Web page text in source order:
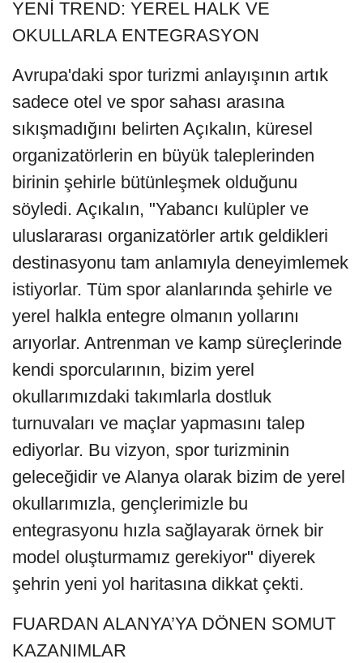
YENİ TREND: YEREL HALK VE
OKULLARLA ENTEGRASYON
Avrupa'daki spor turizmi anlayışının artık
sadece otel ve spor sahası arasına
sıkışmadığını belirten Açıkalın, küresel
organizatörlerin en büyük taleplerinden
birinin şehirle bütünleşmek olduğunu
söyledi. Açıkalın, "Yabancı kulüpler ve
uluslararası organizatörler artık geldikleri
destinasyonu tam anlamıyla deneyimlemek
istiyorlar. Tüm spor alanlarında şehirle ve
yerel halkla entegre olmanın yollarını
arıyorlar. Antrenman ve kamp süreçlerinde
kendi sporcularının, bizim yerel
okullarımızdaki takımlarla dostluk
turnuvaları ve maçlar yapmasını talep
ediyorlar. Bu vizyon, spor turizminin
geleceğidir ve Alanya olarak bizim de yerel
okullarımızla, gençlerimizle bu
entegrasyonu hızla sağlayarak örnek bir
model oluşturmamız gerekiyor" diyerek
şehrin yeni yol haritasına dikkat çekti.
FUARDAN ALANYA’YA DÖNEN SOMUT
KAZANIMLAR